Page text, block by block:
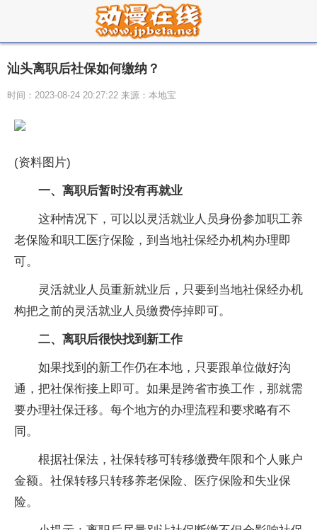
汕头离职后社保如何缴纳？
时间：2023-08-24 20:27:22 来源：本地宝
(资料图片)
一、离职后暂时没有再就业
这种情况下，可以以灵活就业人员身份参加职工养
老保险和职工医疗保险，到当地社保经办机构办理即
可。
灵活就业人员重新就业后，只要到当地社保经办机
构把之前的灵活就业人员缴费停掉即可。
二、离职后很快找到新工作
如果找到的新工作仍在本地，只要跟单位做好沟
通，把社保衔接上即可。如果是跨省市换工作，那就需
要办理社保迁移。每个地方的办理流程和要求略有不
同。
根据社保法，社保转移可转移缴费年限和个人账户
金额。社保转移只转移养老保险、医疗保险和失业保
险。